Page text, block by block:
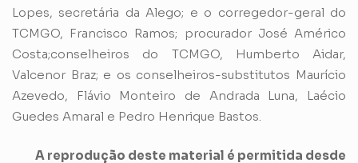
Lopes, secretária da Alego; e o corregedor-geral do
TCMGO, Francisco Ramos; procurador José Américo
Costa;conselheiros do TCMGO, Humberto Aidar,
Valcenor Braz; e os conselheiros-substitutos Maurício
Azevedo, Flávio Monteiro de Andrada Luna, Laécio
Guedes Amaral e Pedro Henrique Bastos.
A reprodução deste material é permitida desde